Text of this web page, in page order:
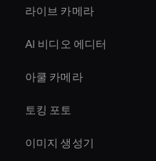
라이브 카메라
AI 비디오 에디터
아쿨 카메라
토킹 포토
이미지 생성기